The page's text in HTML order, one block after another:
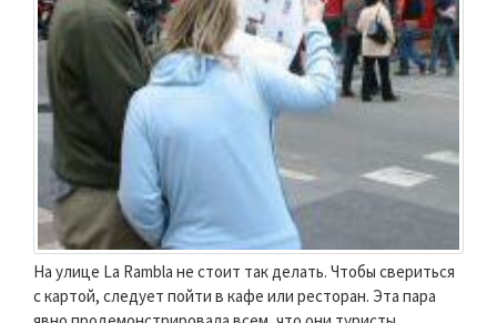
На улице La Rambla не стоит так делать. Чтобы свериться
с картой, следует пойти в кафе или ресторан. Эта пара